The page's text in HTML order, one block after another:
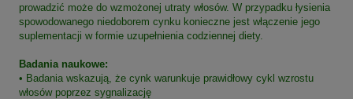
prowadzić może do wzmożonej utraty włosów. W przypadku łysienia
spowodowanego niedoborem cynku konieczne jest włączenie jego
suplementacji w formie uzupełnienia codziennej diety.
Badania naukowe:
• Badania wskazują, że cynk warunkuje prawidłowy cykl wzrostu
włosów poprzez sygnalizację